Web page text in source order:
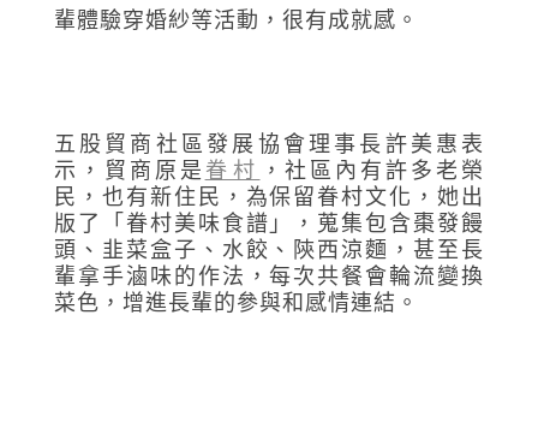
輩體驗穿婚紗等活動，很有成就感。
五股貿商社區發展協會理事長許美惠表
示，貿商原是眷村 ，社區內有許多老榮
民，也有新住民，為保留眷村文化，她出
版了「眷村美味食譜」，蒐集包含棗發饅
頭、韭菜盒子、水餃、陝西涼麵，甚至長
輩拿手滷味的作法，每次共餐會輪流變換
菜色，增進長輩的參與和感情連結。